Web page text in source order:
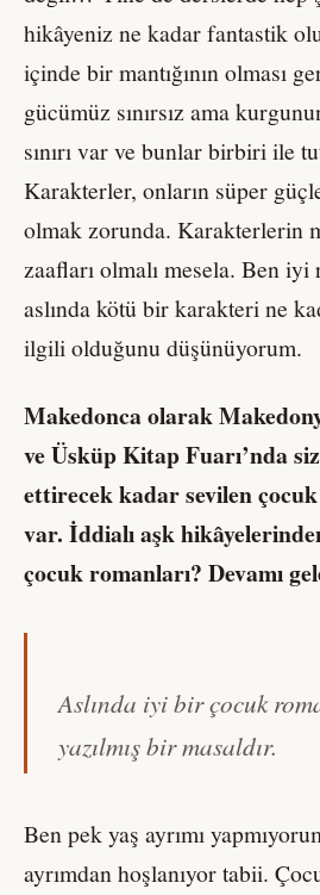
hikâyeniz ne kadar fantastik
içinde bir mantığının olması
gücümüz sınırsız ama
sınırı var ve bunlar birbiri ile
Karakterler, onların süper
olmak zorunda. Karakterlerin
zaafları olmalı mesela. Ben iyi
aslında kötü bir karakteri ne
ilgili olduğunu düşünüyorum.
Makedonca olarak
ve Üsküp Kitap Fuarı’nda
ettirecek kadar sevilen
var. İddialı aşk
çocuk romanları? Devamı
Aslında iyi bir çocuk
yazılmış bir masaldır.
Ben pek yaş ayrımı
ayrımdan hoşlanıyor tabii.